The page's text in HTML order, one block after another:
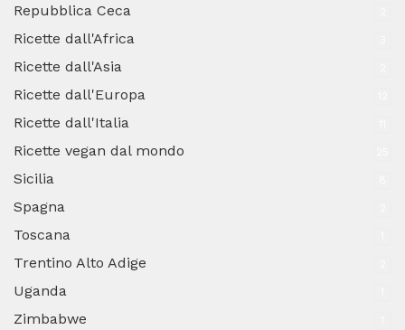
Repubblica Ceca
Ricette dall'Africa
Ricette dall'Asia
Ricette dall'Europa
Ricette dall'Italia
Ricette vegan dal mondo
Sicilia
Spagna
Toscana
Trentino Alto Adige
Uganda
Zimbabwe